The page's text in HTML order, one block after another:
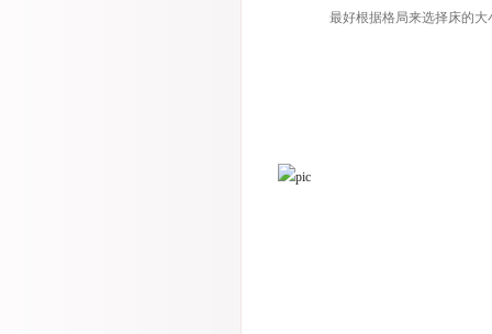
最好根据格局来选择床的